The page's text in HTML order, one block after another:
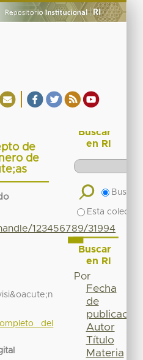
de
de
123456789/31994
del
Buscar
en RI
Buscar
Esta
Buscar
en RI
Por
Fecha
de
publicación
Autor
Título
Materia